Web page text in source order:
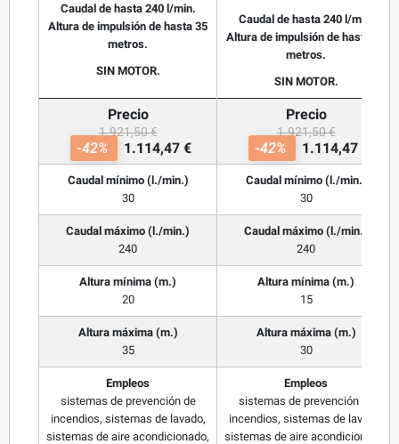
Caudal de hasta 240 l/min.
Altura de impulsión de hasta 35
metros.
SIN MOTOR.
Caudal de hasta 240 l/min.
Altura de impulsión de hasta 30
metros.
SIN MOTOR.
Precio
1.921,50 €
-42% 1.114,47 €
Precio
1.921,50 €
-42% 1.114,47 €
Caudal mínimo (l./min.)
30
Caudal mínimo (l./min.)
30
Caudal máximo (l./min.)
240
Caudal máximo (l./min.)
240
Altura mínima (m.)
20
Altura mínima (m.)
15
Altura máxima (m.)
35
Altura máxima (m.)
30
Empleos
sistemas de prevención de
incendios, sistemas de lavado,
sistemas de aire acondicionado,
Empleos
sistemas de prevención de
incendios, sistemas de lavado,
sistemas de aire acondicionado,